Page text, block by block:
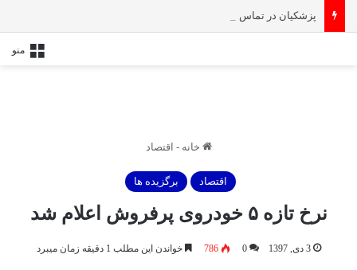
منو
خانه - اقتصاد
اقتصاد برگزیده ها
نرخ تازه ۵ خودروی پرفروش اعلام شد
3 دی, 1397 0
786 خواندن این مطلب 1 دقیقه زمان میبرد